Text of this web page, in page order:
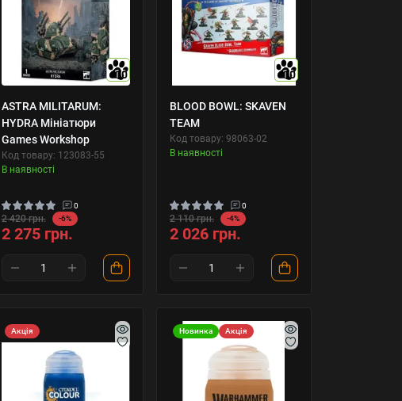
10
ASTRA MILITARUM:
HYDRA Мініатюри
Games Workshop
Код товару: 123083-55
В наявності
0
2 420 грн. -6%
2 275 грн.
10
BLOOD BOWL: SKAVEN
TEAM
Код товару: 98063-02
В наявності
0
2 110 грн. -4%
2 026 грн.
Акція Новинка Акція